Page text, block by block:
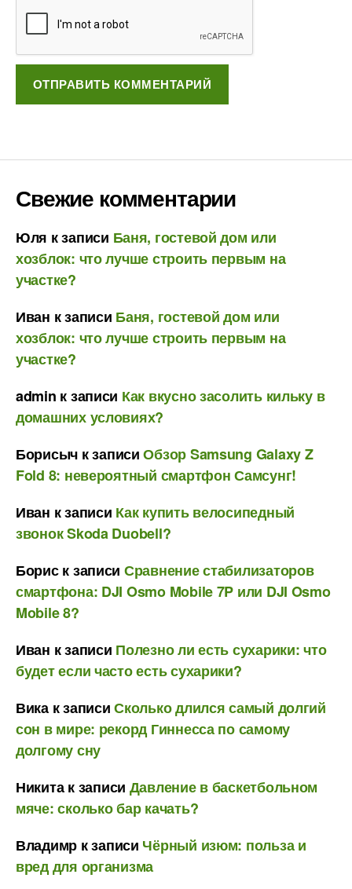
Свежие комментарии
Юля к записи Баня, гостевой дом или
хозблок: что лучше строить первым на
участке?
Иван к записи Баня, гостевой дом или
хозблок: что лучше строить первым на
участке?
admin к записи Как вкусно засолить кильку в
домашних условиях?
Борисыч к записиОбзор Samsung Galaxy Z
Fold 8: невероятный смартфон Самсунг!
Иван к записи Как купить велосипедный
звонок Skoda Duobell?
Бориск записи Сравнение стабилизаторов
смартфона: DJI Osmo Mobile 7P или DJI Osmo
Mobile 8?
Иван к записи Полезно ли есть сухарики: что
будет если часто есть сухарики?
Викак записиСколько длился самый долгий
сон в мире: рекорд Гиннесса по самому
долгому сну
Никитак записи Давление в баскетбольном
мяче: сколько бар качать?
Владимр к записи Чёрный изюм: польза и
вред для организма